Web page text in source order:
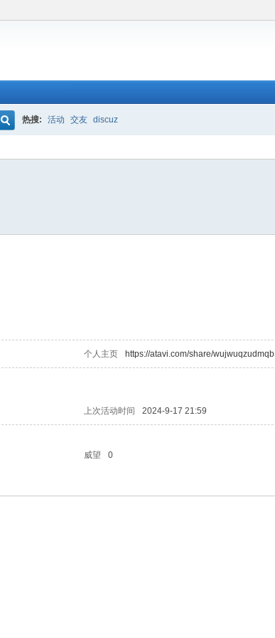
热搜: 活动 交友 discuz
个人主页 https://atavi.com/share/wujwuqzudmqb
上次活动时间 2024-9-17 21:59
威望 0